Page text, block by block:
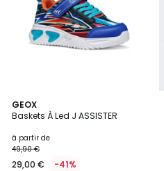
GEOX
Baskets À Led J ASSISTER
à partir de
49,90 €
29,00 € -41%